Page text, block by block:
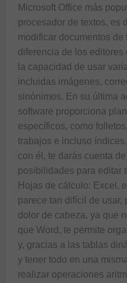
Microsoft Office más
procesador de textos, es
modificar documentos de
diferencia de los editores
la capacidad de usar
incluidas imágenes,
sinónimos. En su última
software proporciona
específicos, como
trabajos e incluso
con él, te darás cuenta
posibilidades para editar
Hojas de cálculo: Excel,
parece tan difícil de usar,
dolor de cabeza, ya que
que Word, te permite
y, gracias a las tablas
y tener todo en una
realizar operaciones